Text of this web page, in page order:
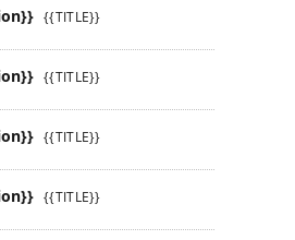
{{TITLE}}
{{TITLE}}
{{TITLE}}
{{TITLE}}